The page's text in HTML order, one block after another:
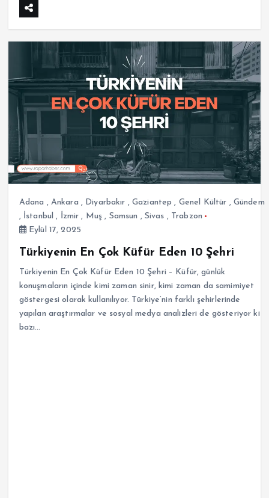
Adana , Ankara , Diyarbakır , Gaziantep , Genel Kültür , Gündem
, İstanbul , İzmir , Muş , Samsun , Sivas , Trabzon
Eylül 17, 2025
Türkiyenin En Çok Küfür Eden 10 Şehri
Türkiyenin En Çok Küfür Eden 10 Şehri – Küfür, günlük
konuşmaların içinde kimi zaman sinir, kimi zaman da samimiyet
göstergesi olarak kullanılıyor. Türkiye’nin farklı şehirlerinde
yapılan araştırmalar ve sosyal medya analizleri de gösteriyor ki
bazı…